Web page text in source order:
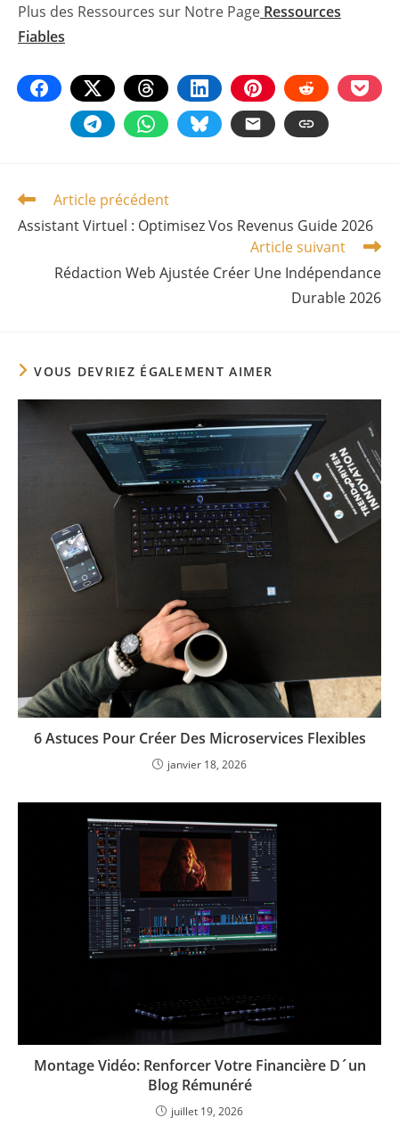
Plus des Ressources sur Notre Page Ressources
Fiables
Read
more
Article précédent
Assistant Virtuel : Optimisez Vos Revenus Guide 2026
Article suivant
Rédaction Web Ajustée Créer Une Indépendance
Durable 2026
VOUS DEVRIEZ ÉGALEMENT AIMER
6 Astuces Pour Créer Des Microservices Flexibles
janvier 18, 2026
Montage Vidéo: Renforcer Votre Financière D´un
Blog Rémunéré
juillet 19, 2026